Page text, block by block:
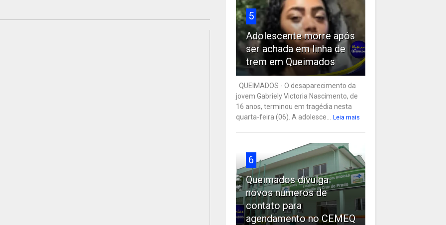
5
Adolescente morre após
ser achada em linha de
trem em Queimados
QUEIMADOS - O desaparecimento da
jovem Gabriely Victoria Nascimento, de
16 anos, terminou em tragédia nesta
quarta-feira (06). A adolesce...
Leia mais
6
Queimados divulga
novos números de
contato para
agendamento no CEMEQ